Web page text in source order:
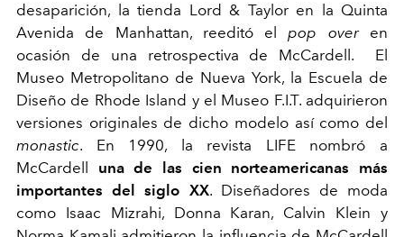
desaparición, la tienda Lord & Taylor en la Quinta
Avenida de Manhattan, reeditó elpop overen
ocasión de una retrospectiva de McCardell. El
Museo Metropolitano de Nueva York, la Escuela de
Diseño de Rhode Island y el Museo F.I.T. adquirieron
versiones originales de dicho modelo así como del
monastic. En 1990, la revista LIFE nombró a
McCardell una de las cien norteamericanas más
importantes del siglo XX. Diseñadores de moda
como Isaac Mizrahi, Donna Karan, Calvin Klein y